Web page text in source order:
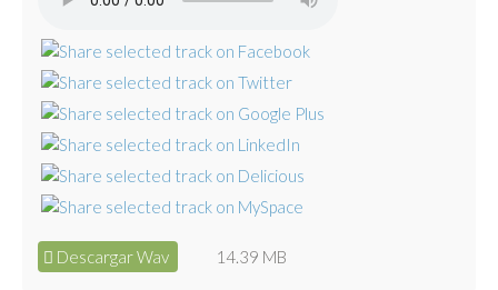
Descargar Wav 14.39 MB